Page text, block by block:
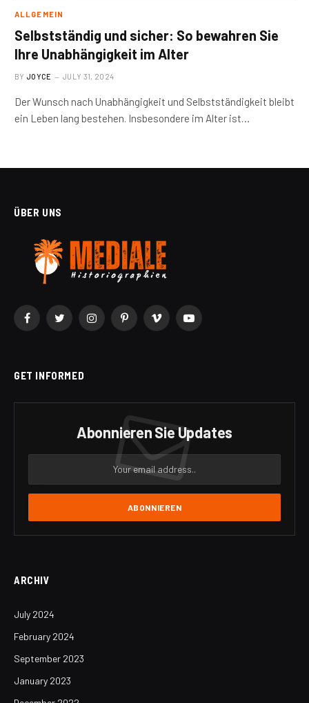
ALLGEMEIN
Selbstständig und sicher: So bewahren Sie
Ihre Unabhängigkeit im Alter
BY JOYCE JULY 31, 2024
Der Wunsch nach Unabhängigkeit und Selbstständigkeit bleibt
ein Leben lang bestehen. Insbesondere im Alter ist…
ÜBER UNS
FacebookTwitterInstagramPinterestVimeo YouTube
GET INFORMED
Abonnieren Sie Updates
ARCHIV
July 2024
February 2024
September 2023
January 2023